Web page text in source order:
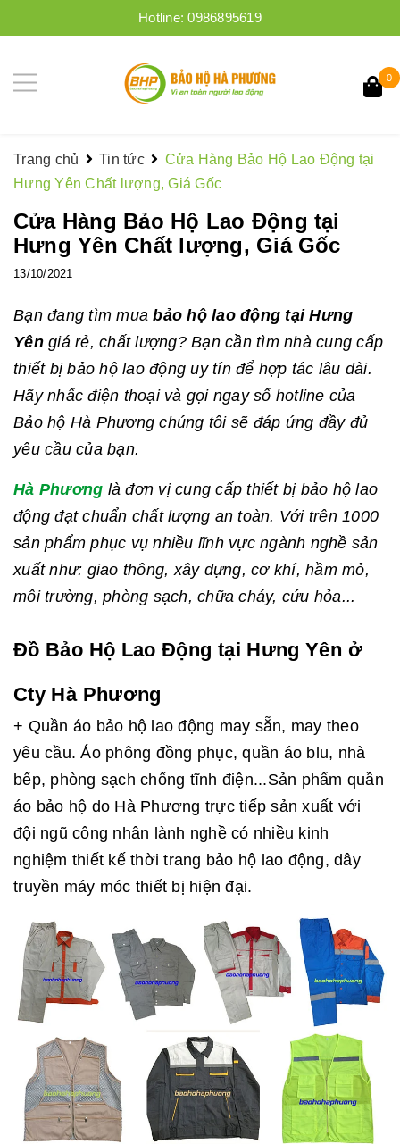
Hotline:0986895619
0
Trang chủ Tin tức
Cửa Hàng Bảo Hộ Lao Động tại
Hưng Yên Chất lượng, Giá Gốc
Cửa Hàng Bảo Hộ Lao Động tại
Hưng Yên Chất lượng, Giá Gốc
13/10/2021
Bạn đang tìm muabảo hộ lao động tại Hưng
Yêngiá rẻ, chất lượng? Bạn cần tìm nhà cung cấp
thiết bị bảo hộ lao động uy tín để hợp tác lâu dài.
Hãy nhấc điện thoại và gọi ngay số hotline của
Bảo hộ Hà Phương chúng tôi sẽ đáp ứng đầy đủ
yêu cầu của bạn.
Hà Phương là đơn vị cung cấp thiết bị bảo hộ lao
động đạt chuẩn chất lượng an toàn. Với trên 1000
sản phẩm phục vụ nhiều lĩnh vực ngành nghề sản
xuất như: giao thông, xây dựng, cơ khí, hầm mỏ,
môi trường, phòng sạch, chữa cháy, cứu hỏa...
Đồ Bảo Hộ Lao Động tại Hưng Yên ở
Cty Hà Phương
+ Quần áo bảo hộ lao động may sẵn, may theo
yêu cầu. Áo phông đồng phục, quần áo blu, nhà
bếp, phòng sạch chống tĩnh điện...Sản phẩm quần
áo bảo hộ do Hà Phương trực tiếp sản xuất với
đội ngũ công nhân lành nghề có nhiều kinh
nghiệm thiết kế thời trang bảo hộ lao động, dây
truyền máy móc thiết bị hiện đại.